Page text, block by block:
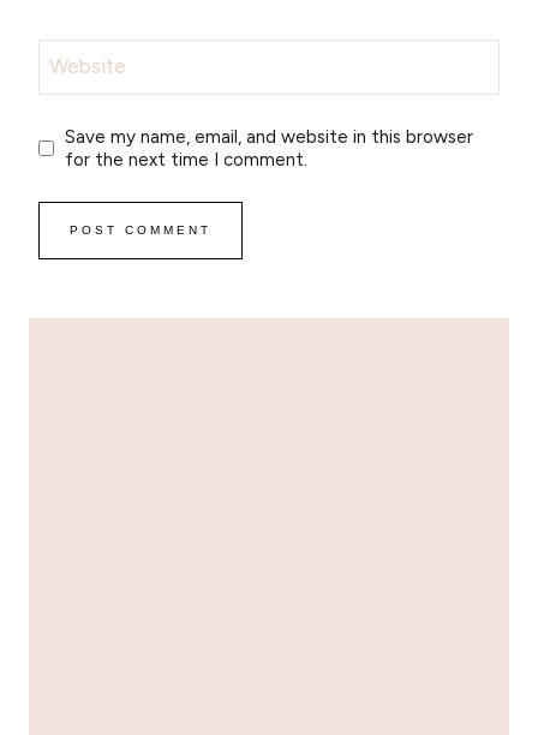
Website
Save my name, email, and website in this browser
for the next time I comment.